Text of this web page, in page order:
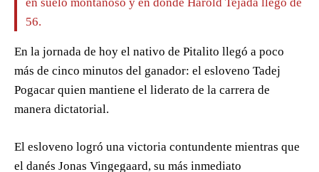
56.
En la jornada de hoy el nativo de Pitalito llegó a poco
más de cinco minutos del ganador: el esloveno Tadej
Pogacar quien mantiene el liderato de la carrera de
manera dictatorial.
El esloveno logró una victoria contundente mientras que
el danés Jonas Vingegaard, su más inmediato